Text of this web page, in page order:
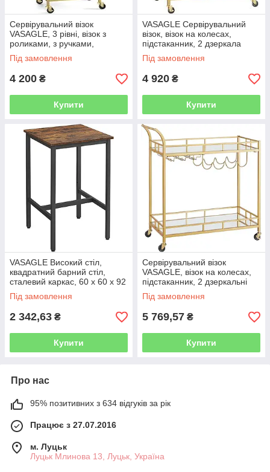
Сервірувальний візок
VASAGLE, 3 рівні, візок з
роликами, з ручками,
дзеркальні стелажі, для
невеликих кімнат, кухні,
Під замовлення
4 200 ₴
Купити
VASAGLE Сервірувальний
візок, візок на колесах,
підстаканник, 2 дзеркала
скляні полиці, барний візок,
візок для вина, для кухні,
Під замовлення
4 920 ₴
Купити
VASAGLE Високий стіл,
квадратний барний стіл,
сталевий каркас, 60 x 60 x 92
см, легка збірка, для кухні,
вітальні, промисловий
Під замовлення
2 342,63 ₴
Купити
Сервірувальний візок
VASAGLE, візок на колесах,
підстаканник, 2 дзеркальні
скляні полиці, барний візок,
візок для вина, для кухні,
Під замовлення
5 769,57 ₴
Купити
Про нас
95% позитивних з 634 відгуків за рік
Працює з 27.07.2016
м. Луцьк
Луцьк Млинова 13, Луцьк, Україна